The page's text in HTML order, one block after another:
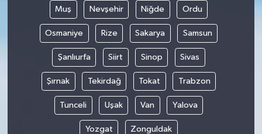
Muş Nevşehir Niğde Ordu
Osmaniye Rize Sakarya Samsun
Şanlıurfa Siirt Sinop Sivas
Şırnak Tekirdağ Tokat Trabzon
Tunceli Uşak Van Yalova
Yozgat Zonguldak